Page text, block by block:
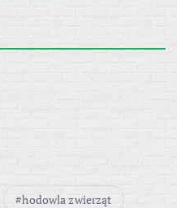
hodowla zwierząt